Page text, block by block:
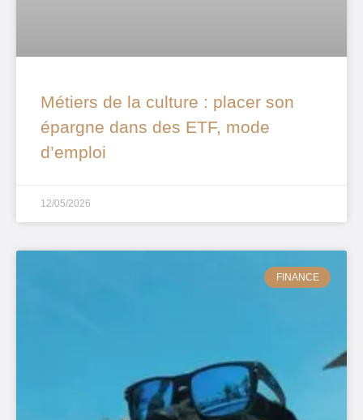
Métiers de la culture : placer son
épargne dans des ETF, mode
d’emploi
12/05/2026
FINANCE